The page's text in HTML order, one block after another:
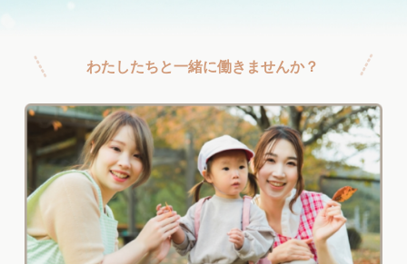
わたしたちと一緒に働きませんか？